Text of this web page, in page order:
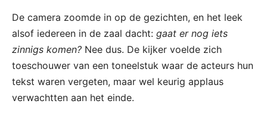
De camera zoomde in op de gezichten, en het leek
alsof iedereen in de zaal dacht: gaat er nog iets
zinnigs komen? Nee dus. De kijker voelde zich
toeschouwer van een toneelstuk waar de acteurs hun
tekst waren vergeten, maar wel keurig applaus
verwachtten aan het einde.